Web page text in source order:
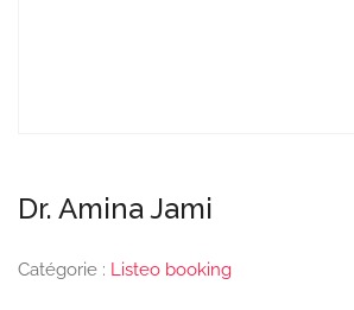
Dr. Amina Jami
Catégorie : Listeo booking